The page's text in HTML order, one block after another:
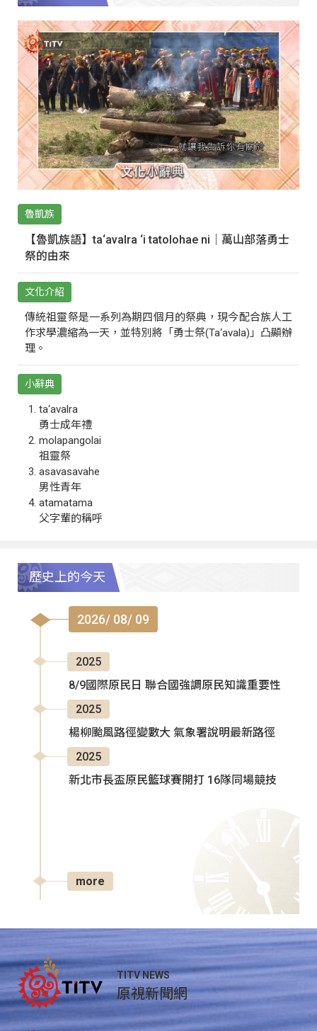
魯凱族
【魯凱族語】ta‘avalra ‘i tatolohae ni｜萬山部落勇士
祭的由來
文化介紹
傳統祖靈祭是一系列為期四個月的祭典，現今配合族人工
作求學濃縮為一天，並特別將「勇士祭(Ta‘avala)」凸顯辦
理。
小辭典
ta‘avalra
勇士成年禮
molapangolai
祖靈祭
asavasavahe
男性青年
atamatama
父字輩的稱呼
歷史上的今天
2026/ 08/ 09
2025
8/9國際原民日 聯合國強調原民知識重要性
2025
楊柳颱風路徑變數大 氣象署說明最新路徑
2025
新北市長盃原民籃球賽開打 16隊同場競技
more
TITV NEWS
原視新聞網